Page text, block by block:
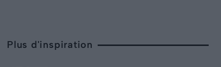
Plus d'inspiration